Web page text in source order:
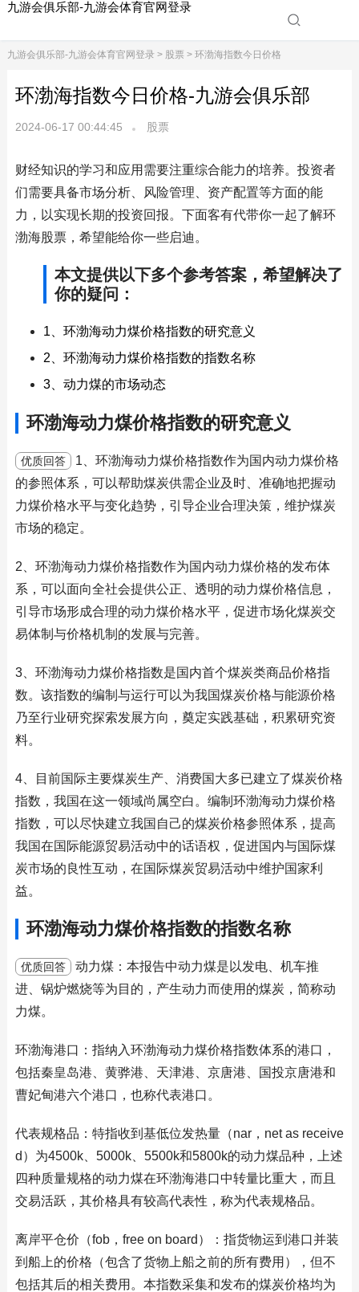
九游会俱乐部-九游会体育官网登录
九游会俱乐部-九游会体育官网登录> 股票> 环渤海指数今日价格
环渤海指数今日价格-九游会俱乐部
2024-06-17 00:44:45 股票
财经知识的学习和应用需要注重综合能力的培养。投资者
们需要具备市场分析、风险管理、资产配置等方面的能
力，以实现长期的投资回报。下面客有代带你一起了解环
渤海股票，希望能给你一些启迪。
本文提供以下多个参考答案，希望解决了
你的疑问：
1、环渤海动力煤价格指数的研究意义
2、环渤海动力煤价格指数的指数名称
3、动力煤的市场动态
环渤海动力煤价格指数的研究意义
优质回答
1、环渤海动力煤价格指数作为国内动力煤价格
的参照体系，可以帮助煤炭供需企业及时、准确地把握动
力煤价格水平与变化趋势，引导企业合理决策，维护煤炭
市场的稳定。
2、环渤海动力煤价格指数作为国内动力煤价格的发布体
系，可以面向全社会提供公正、透明的动力煤价格信息，
引导市场形成合理的动力煤价格水平，促进市场化煤炭交
易体制与价格机制的发展与完善。
3、环渤海动力煤价格指数是国内首个煤炭类商品价格指
数。该指数的编制与运行可以为我国煤炭价格与能源价格
乃至行业研究探索发展方向，奠定实践基础，积累研究资
料。
4、目前国际主要煤炭生产、消费国大多已建立了煤炭价格
指数，我国在这一领域尚属空白。编制环渤海动力煤价格
指数，可以尽快建立我国自己的煤炭价格参照体系，提高
我国在国际能源贸易活动中的话语权，促进国内与国际煤
炭市场的良性互动，在国际煤炭贸易活动中维护国家利
益。
环渤海动力煤价格指数的指数名称
优质回答
动力煤：本报告中动力煤是以发电、机车推
进、锅炉燃烧等为目的，产生动力而使用的煤炭，简称动
力煤。
环渤海港口：指纳入环渤海动力煤价格指数体系的港口，
包括秦皇岛港、黄骅港、天津港、京唐港、国投京唐港和
曹妃甸港六个港口，也称代表港口。
代表规格品：特指收到基低位发热量（nar，net as receive
d）为4500k、5000k、5500k和5800k的动力煤品种，上述
四种质量规格的动力煤在环渤海港口中转量比重大，而且
交易活跃，其价格具有较高代表性，称为代表规格品。
离岸平仓价（fob，free on board）：指货物运到港口并装
到船上的价格（包含了货物上船之前的所有费用），但不
包括其后的相关费用。本指数采集和发布的煤炭价格均为